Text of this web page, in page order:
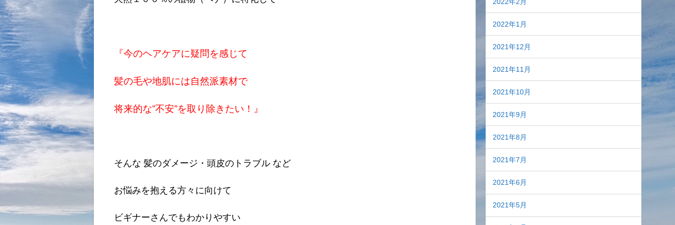
『今のヘアケアに疑問を感じて
髪の毛や地肌には自然派素材で
将来的な”不安”を取り除きたい！』
そんな 髪のダメージ・頭皮のトラブル など
お悩みを抱える方々に向けて
ビギナーさんでもわかりやすい
2022年1月
2021年12月
2021年11月
2021年10月
2021年9月
2021年8月
2021年7月
2021年6月
2021年5月